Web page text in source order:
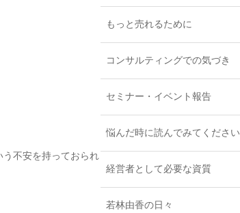
不安を持っておられ
もっと売れるために
コンサルティングでの気づき
セミナー・イベント報告
悩んだ時に読んでみてください
経営者として必要な資質
若林由香の日々